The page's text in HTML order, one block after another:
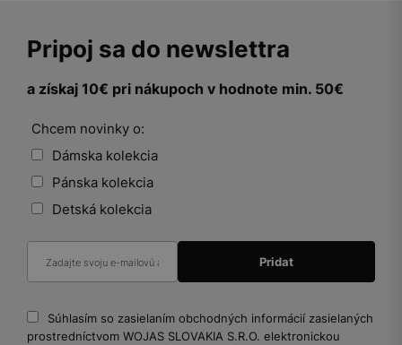
Pripoj sa do newslettra
a získaj 10€ pri nákupoch v hodnote min. 50€
Chcem novinky o:
Dámska kolekcia
Pánska kolekcia
Detská kolekcia
Súhlasím so zasielaním obchodných informácií zasielaných
prostredníctvom WOJAS SLOVAKIA S.R.O. elektronickou